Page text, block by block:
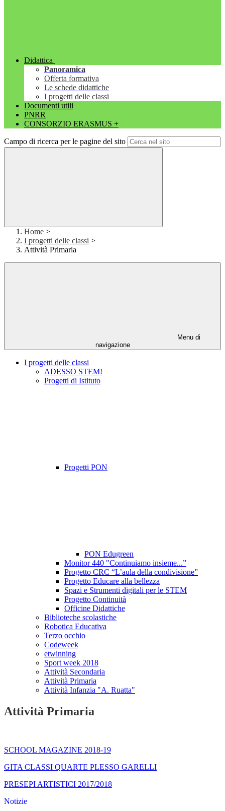
Didattica
Panoramica
Offerta formativa
Le schede didattiche
I progetti delle classi
Documenti utili
PNRR
CONSORZIO ERASMUS +
Campo di ricerca per le pagine del sito
Home >
I progetti delle classi >
Attività Primaria
Menu di
navigazione
I progetti delle classi
ADESSO STEM!
Progetti di Istituto
Progetti PON
PON Edugreen
Monitor 440 "Continuiamo insieme...”
Progetto CRC “L’aula della condivisione”
Progetto Educare alla bellezza
Spazi e Strumenti digitali per le STEM
Progetto Continuità
Officine Didattiche
Biblioteche scolastiche
Robotica Educativa
Terzo occhio
Codeweek
etwinning
Sport week 2018
Attività Secondaria
Attività Primaria
Attività Infanzia "A. Ruatta"
Attività Primaria
SCHOOL MAGAZINE 2018-19
GITA CLASSI QUARTE PLESSO GARELLI
PRESEPI ARTISTICI 2017/2018
Notizie